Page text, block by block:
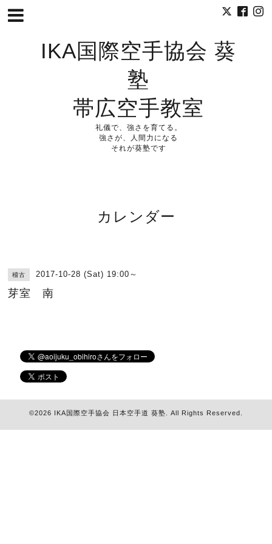
IKA国際空手協会 葵
塾
帯広空手教室
礼儀で、強さを育てる。
強さが、人間力になる
それが葵塾です
カレンダー
稽古 2017-10-28 (Sat) 19:00～
芽室 南
©2026 IKA国際空手協会 日本空手道 葵塾 . All Rights Reserved.